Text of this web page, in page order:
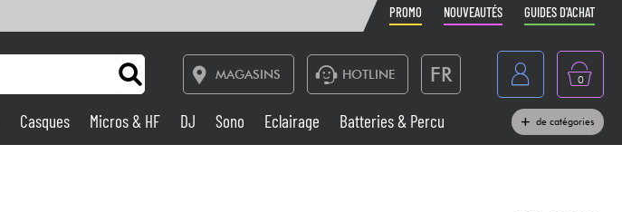
PROMO NOUVEAUTÉS GUIDES D'ACHAT
MAGASINS HOTLINE FR
Belgique
België
0
Casques Micros & HF DJ Sono Eclairage
Batteries & Percu
de catégories